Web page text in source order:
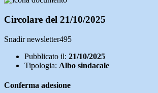
Circolare del 21/10/2025
Snadir newsletter495
Pubblicato il: 21/10/2025
Tipologia: Albo sindacale
Conferma adesione